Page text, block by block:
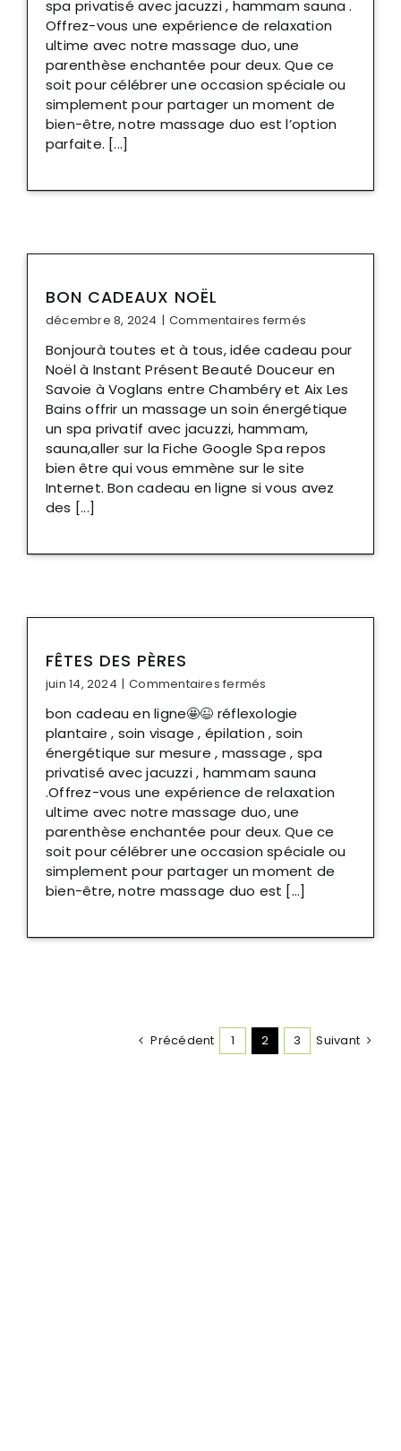
spa privatisé avec jacuzzi , hammam sauna .
Offrez-vous une expérience de relaxation
ultime avec notre massage duo, une
parenthèse enchantée pour deux. Que ce
soit pour célébrer une occasion spéciale ou
simplement pour partager un moment de
bien-être, notre massage duo est l’option
parfaite. [...]
BON CADEAUX NOËL
décembre 8, 2024 | Commentaires fermés
cadeaux
noël
Bonjourà toutes et à tous, idée cadeau pour
Noël à Instant Présent Beauté Douceur en
Savoie à Voglans entre Chambéry et Aix Les
Bains offrir un massage un soin énergétique
un spa privatif avec jacuzzi, hammam,
sauna,aller sur la Fiche Google Spa repos
bien être qui vous emmène sur le site
Internet. Bon cadeau en ligne si vous avez
des [...]
FÊTES DES PÈRES
juin 14, 2024 | Commentaires fermés
des
pères
bon cadeau en ligne🤩😉 réflexologie
plantaire , soin visage , épilation , soin
énergétique sur mesure , massage , spa
privatisé avec jacuzzi , hammam sauna
.Offrez-vous une expérience de relaxation
ultime avec notre massage duo, une
parenthèse enchantée pour deux. Que ce
soit pour célébrer une occasion spéciale ou
simplement pour partager un moment de
bien-être, notre massage duo est [...]
Précédent 1 2 3 Suivant